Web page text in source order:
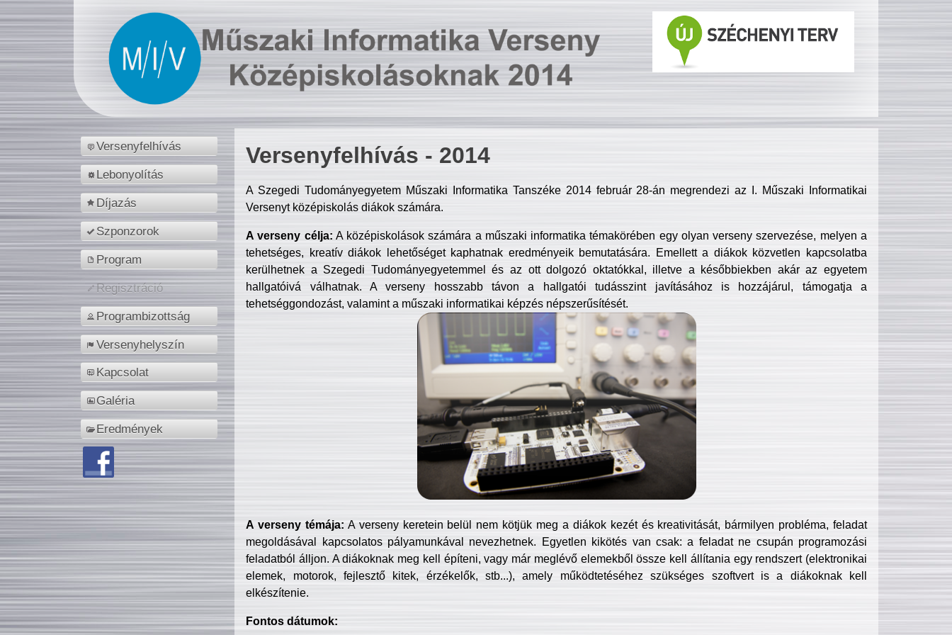
Versenyfelhívás
Lebonyolítás
Díjazás
Szponzorok
Program
Regisztráció
Programbizottság
Versenyhelyszín
Kapcsolat
Galéria
Eredmények
Versenyfelhívás - 2014
A Szegedi Tudományegyetem Műszaki Informatika Tanszéke 2014 február 28-án megrendezi az I. Műszaki Informatikai
Versenyt középiskolás diákok számára.
A verseny célja: A középiskolások számára a műszaki informatika témakörében egy olyan verseny szervezése, melyen a
tehetséges, kreatív diákok lehetőséget kaphatnak eredményeik bemutatására. Emellett a diákok közvetlen kapcsolatba
kerülhetnek a Szegedi Tudományegyetemmel és az ott dolgozó oktatókkal, illetve a későbbiekben akár az egyetem
hallgatóivá válhatnak. A verseny hosszabb távon a hallgatói tudásszint javításához is hozzájárul, támogatja a
tehetséggondozást, valamint a műszaki informatikai képzés népszerűsítését.
A verseny témája: A verseny keretein belül nem kötjük meg a diákok kezét és kreativitását, bármilyen probléma, feladat
megoldásával kapcsolatos pályamunkával nevezhetnek. Egyetlen kikötés van csak: a feladat ne csupán programozási
feladatból álljon. A diákoknak meg kell építeni, vagy már meglévő elemekből össze kell állítania egy rendszert (elektronikai
elemek, motorok, fejlesztő kitek, érzékelők, stb...), amely működtetéséhez szükséges szoftvert is a diákoknak kell
elkészítenie.
Fontos dátumok: